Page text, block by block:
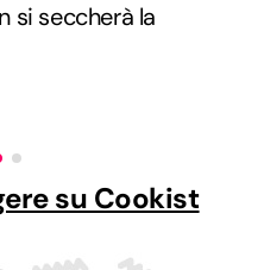
si seccherà la
su Cookist